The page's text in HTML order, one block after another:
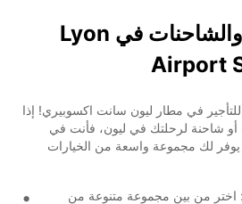
تأجير السيارات والشاحنات في Lyon
Airport
في مطار ليون سانت اكسوبيري! إذا
شاحنة لرحلتك في ليون، فأنت في
المكان الصحيح. Europcar يوفر لك مجموعة واسعة من الخيارات
اختر من بين مجموعة متنوعة من